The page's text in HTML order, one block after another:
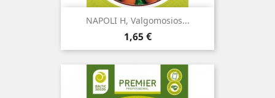
NAPOLI H, Valgomosios...
Kaina
1,65 €